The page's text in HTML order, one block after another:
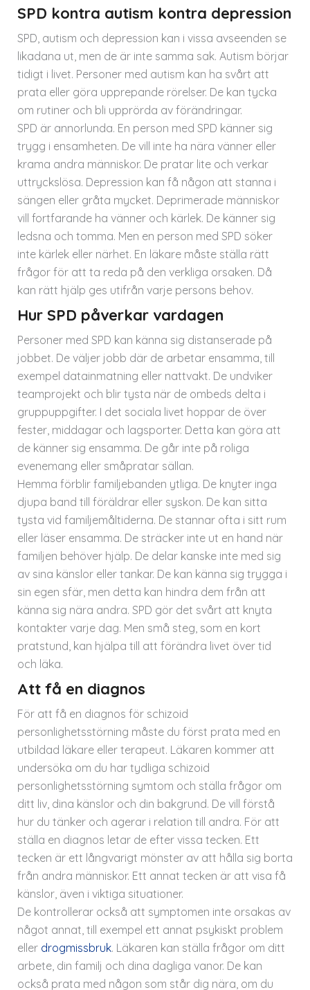
SPD kontra autism kontra depression
SPD, autism och depression kan i vissa avseenden se
likadana ut, men de är inte samma sak. Autism börjar
tidigt i livet. Personer med autism kan ha svårt att
prata eller göra upprepande rörelser. De kan tycka
om rutiner och bli upprörda av förändringar.
SPD är annorlunda. En person med SPD känner sig
trygg i ensamheten. De vill inte ha nära vänner eller
krama andra människor. De pratar lite och verkar
uttryckslösa. Depression kan få någon att stanna i
sängen eller gråta mycket. Deprimerade människor
vill fortfarande ha vänner och kärlek. De känner sig
ledsna och tomma. Men en person med SPD söker
inte kärlek eller närhet. En läkare måste ställa rätt
frågor för att ta reda på den verkliga orsaken. Då
kan rätt hjälp ges utifrån varje persons behov.
Hur SPD påverkar vardagen
Personer med SPD kan känna sig distanserade på
jobbet. De väljer jobb där de arbetar ensamma, till
exempel datainmatning eller nattvakt. De undviker
teamprojekt och blir tysta när de ombeds delta i
gruppuppgifter. I det sociala livet hoppar de över
fester, middagar och lagsporter. Detta kan göra att
de känner sig ensamma. De går inte på roliga
evenemang eller småpratar sällan.
Hemma förblir familjebanden ytliga. De knyter inga
djupa band till föräldrar eller syskon. De kan sitta
tysta vid familjemåltiderna. De stannar ofta i sitt rum
eller läser ensamma. De sträcker inte ut en hand när
familjen behöver hjälp. De delar kanske inte med sig
av sina känslor eller tankar. De kan känna sig trygga i
sin egen sfär, men detta kan hindra dem från att
känna sig nära andra. SPD gör det svårt att knyta
kontakter varje dag. Men små steg, som en kort
pratstund, kan hjälpa till att förändra livet över tid
och läka.
Att få en diagnos
För att få en diagnos för schizoid
personlighetsstörning måste du först prata med en
utbildad läkare eller terapeut. Läkaren kommer att
undersöka om du har tydliga schizoid
personlighetsstörning symtom och ställa frågor om
ditt liv, dina känslor och din bakgrund. De vill förstå
hur du tänker och agerar i relation till andra. För att
ställa en diagnos letar de efter vissa tecken. Ett
tecken är ett långvarigt mönster av att hålla sig borta
från andra människor. Ett annat tecken är att visa få
känslor, även i viktiga situationer.
De kontrollerar också att symptomen inte orsakas av
något annat, till exempel ett annat psykiskt problem
eller drogmissbruk. Läkaren kan ställa frågor om ditt
arbete, din familj och dina dagliga vanor. De kan
också prata med någon som står dig nära, om du